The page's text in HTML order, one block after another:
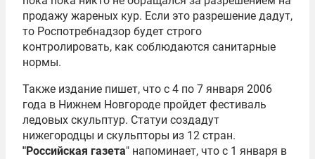
продажу жареных кур. Если это разрешение дадут,
то Роспотребнадзор будет строго
контролировать, как соблюдаются санитарные
нормы.
Также издание пишет, что с 4 по 7 января 2006
года в Нижнем Новгороде пройдет фестиваль
ледовых скульптур. Статуи создадут
нижегородцы и скульпторы из 12 стран.
"Российская газета" напоминает, что с 1 января в